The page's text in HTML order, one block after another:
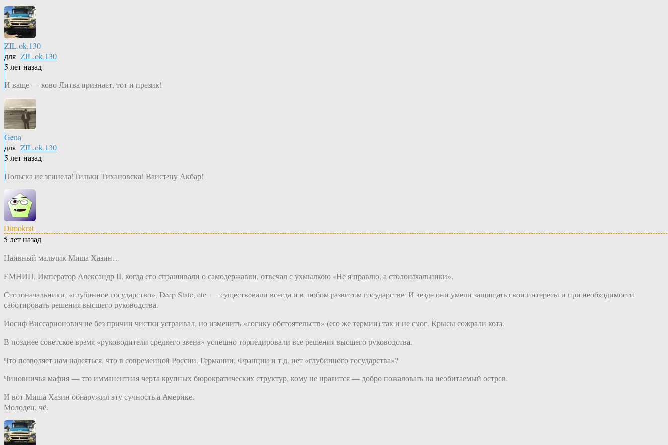
ZIL.ok.130
для ZIL.ok.130
5 лет назад
И ваще — ково Литва признает, тот и презик!
Gena
для ZIL.ok.130
5 лет назад
Польска не згинела!Тильки Тихановска! Ваистену Акбар!
Dimokrat
5 лет назад
Наивный мальчик Миша Хазин…
ЕМНИП, Император Александр II, когда его спрашивали о самодержавии, отвечал с ухмылкою «Не я правлю, а столоначальники».
Столоначальники, «глубинное государство», Deep State, etc. — существовали всегда и в любом развитом государстве. И везде они умели защищать свои интересы и при необходимости
саботировать решения высшего руководства.
Иосиф Виссарионович не без причин чистки устраивал, но изменить «логику обстоятельств» (его же термин) так и не смог. Крысы сожрали кота.
В позднее советское время «руководители среднего звена» успешно торпедировали все решения высшего руководства.
Что позволяет нам надеяться, что в современной России, Германии, Франции и т.д. нет «глубинного государства»?
Чиновничья мафия — это имманентная черта крупных бюрократических структур, кому не нравится — добро пожаловать на необитаемый остров.
И вот Миша Хазин обнаружил эту сучность а Америке.
Молодец, чё.